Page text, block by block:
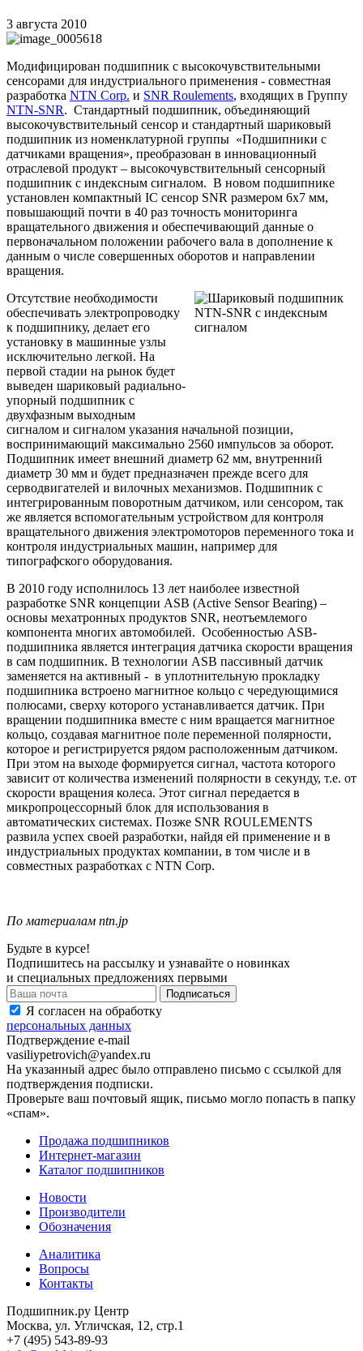
3 августа 2010
Модифицирован подшипник с высокочувствительными
сенсорами для индустриального применения - совместная
разработка NTN Corp. и SNR Roulements, входящих в Группу
NTN-SNR. Стандартный подшипник, объединяющий
высокочувствительный сенсор и стандартный шариковый
подшипник из номенклатурной группы «Подшипники с
датчиками вращения», преобразован в инновационный
отраслевой продукт – высокочувствительный сенсорный
подшипник с индексным сигналом. В новом подшипнике
установлен компактный IC сенсор SNR размером 6х7 мм,
повышающий почти в 40 раз точность мониторинга
вращательного движения и обеспечивающий данные о
первоначальном положении рабочего вала в дополнение к
данным о числе совершенных оборотов и направлении
вращения.
Отсутствие необходимости
обеспечивать электропроводку
к подшипнику, делает его
установку в машинные узлы
исключительно легкой. На
первой стадии на рынок будет
выведен шариковый радиально-
упорный подшипник с
двухфазным выходным
сигналом и сигналом указания начальной позиции,
воспринимающий максимально 2560 импульсов за оборот.
Подшипник имеет внешний диаметр 62 мм, внутренний
диаметр 30 мм и будет предназначен прежде всего для
серводвигателей и вилочных механизмов. Подшипник с
интегрированным поворотным датчиком, или сенсором, так
же является вспомогательным устройством для контроля
вращательного движения электромоторов переменного тока и
контроля индустриальных машин, например для
типографского оборудования.
В 2010 году исполнилось 13 лет наиболее известной
разработке SNR концепции ASB (Active Sensor Bearing) –
основы мехатронных продуктов SNR, неотъемлемого
компонента многих автомобилей. Особенностью ASB-
подшипника является интеграция датчика скорости вращения
в сам подшипник. В технологии ASB пассивный датчик
заменяется на активный - в уплотнительную прокладку
подшипника встроено магнитное кольцо с чередующимися
полюсами, сверху которого устанавливается датчик. При
вращении подшипника вместе с ним вращается магнитное
кольцо, создавая магнитное поле переменной полярности,
которое и регистрируется рядом расположенным датчиком.
При этом на выходе формируется сигнал, частота которого
зависит от количества изменений полярности в секунду, т.е. от
скорости вращения колеса. Этот сигнал передается в
микропроцессорный блок для использования в
автоматических системах. Позже SNR ROULEMENTS
развила успех своей разработки, найдя ей применение и в
индустриальных продуктах компании, в том числе и в
совместных разработках с NTN Corp.
По материалам ntn.jp
Будьте в курсе!
Подпишитесь на рассылку и узнавайте о новинках
и специальных предложениях первыми
Я согласен на обработку
персональных данных
Подтверждение e-mail
vasiliypetrovich@yandex.ru
На указанный адрес было отправлено письмо с ссылкой для
подтверждения подписки.
Проверьте ваш почтовый ящик, письмо могло попасть в папку
«спам».
Продажа подшипников
Интернет-магазин
Каталог подшипников
Новости
Производители
Обозначения
Аналитика
Вопросы
Контакты
Подшипник.ру Центр
Москва, ул. Угличская, 12, стр.1
+7 (495) 543-89-93